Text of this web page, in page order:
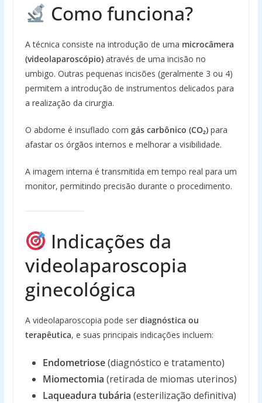
Como funciona?
A técnica consiste na introdução de uma microcâmera
(videolaparoscópio)através de uma incisão no
umbigo. Outras pequenas incisões (geralmente 3 ou 4)
permitem a introdução de instrumentos delicados para
a realização da cirurgia.
O abdome é insuflado com gás carbônico (CO₂)para
afastar os órgãos internos e melhorar a visibilidade.
A imagem interna é transmitida em tempo real para um
monitor, permitindo precisão durante o procedimento.
Indicações da
videolaparoscopia
ginecológica
A videolaparoscopia pode ser diagnóstica ou
terapêutica, e suas principais indicações incluem:
Endometriose(diagnóstico e tratamento)
Miomectomia (retirada de miomas uterinos)
Laqueadura tubária (esterilização definitiva)